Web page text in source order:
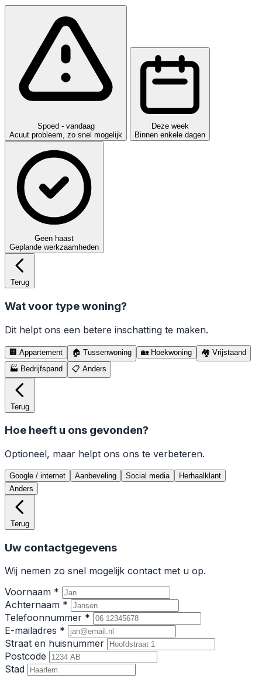
Spoed - vandaag
Acuut probleem, zo snel mogelijk
Deze week
Binnen enkele dagen
Geen haast
Geplande werkzaamheden
Terug
Wat voor type woning?
Dit helpt ons een betere inschatting te maken.
🏢 Appartement 🏠 Tussenwoning 🏡 Hoekwoning 🏘️ Vrijstaand
🏭 Bedrijfspand 📋 Anders
Terug
Hoe heeft u ons gevonden?
Optioneel, maar helpt ons ons te verbeteren.
Google / internet Aanbeveling Social media
Herhaalklant
Anders
Terug
Uw contactgegevens
Wij nemen zo snel mogelijk contact met u op.
Voornaam *
Achternaam *
Telefoonnummer *
E-mailadres *
Straat en huisnummer
Postcode
Stad